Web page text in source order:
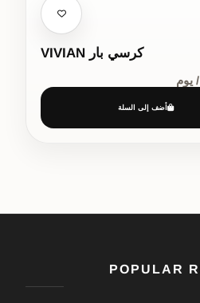
كرسي بار VIVIAN
يوم
أضف إلى السلة
POPULAR